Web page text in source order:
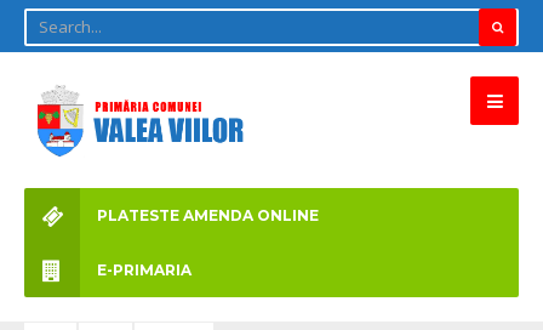
PLATESTE AMENDA ONLINE
E-PRIMARIA